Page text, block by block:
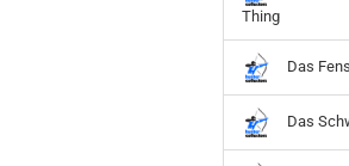
Thing
Das
Das